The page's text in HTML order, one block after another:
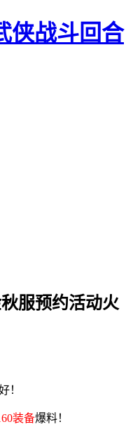
服预约活动火
！
装备爆料！